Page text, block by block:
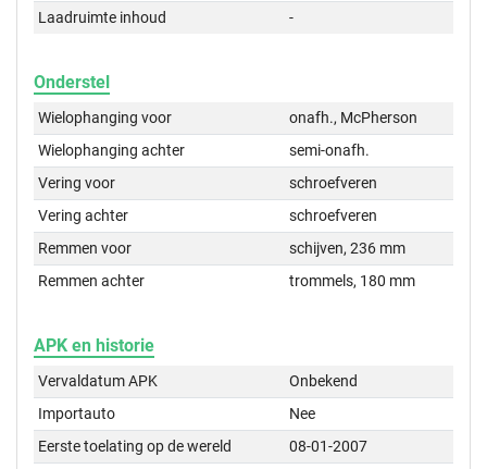
Laadruimte inhoud
-
Onderstel
Wielophanging voor
onafh., McPherson
Wielophanging achter
semi-onafh.
Vering voor
schroefveren
Vering achter
schroefveren
Remmen voor
schijven, 236 mm
Remmen achter
trommels, 180 mm
APK en historie
Vervaldatum APK
Onbekend
Importauto
Nee
Eerste toelating op de wereld
08-01-2007